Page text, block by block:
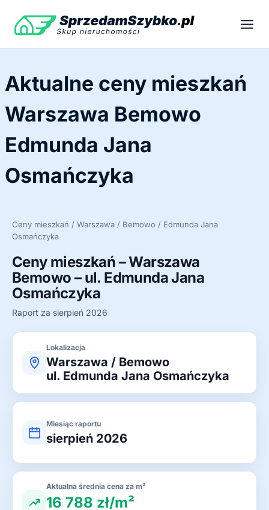
treści
Aktualne ceny mieszkań
Warszawa Bemowo
Edmunda Jana
Osmańczyka
Ceny mieszkań / Warszawa / Bemowo / Edmunda Jana
Osmańczyka
Ceny mieszkań – Warszawa
Bemowo – ul. Edmunda Jana
Osmańczyka
Raport za sierpień 2026
Lokalizacja
Warszawa / Bemowo
ul. Edmunda Jana Osmańczyka
Miesiąc raportu
sierpień 2026
Aktualna średnia cena za m²
16 788 zł/m²